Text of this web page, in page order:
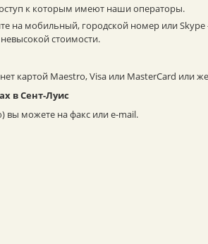
к которым имеют наши операторы.
на мобильный, городской номер или
стоимости.
картой Maestro, Visa или MasterCard или
в Сент-Луис
вы можете на факс или e-mail.